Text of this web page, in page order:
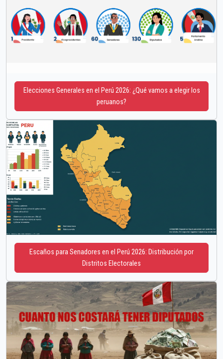
Elecciones Generales en el Perú 2026: ¿Qué vamos a elegir los
peruanos?
Escaños para Senadores en el Perú 2026: Distribución por
Distritos Electorales